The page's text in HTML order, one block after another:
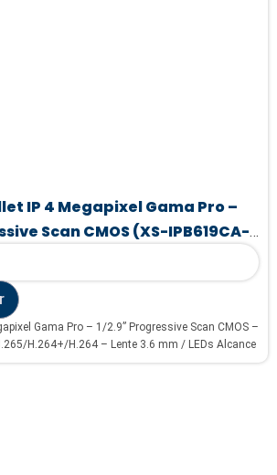
IP 4 Megapixel Gama Pro –
Scan CMOS (XS-IPB619CA-
Gama Pro – 1/2.9” Progressive Scan CMOS –
H.264+/H.264 – Lente 3.6 mm / LEDs Alcance
integrado – Funciones Inteligentes